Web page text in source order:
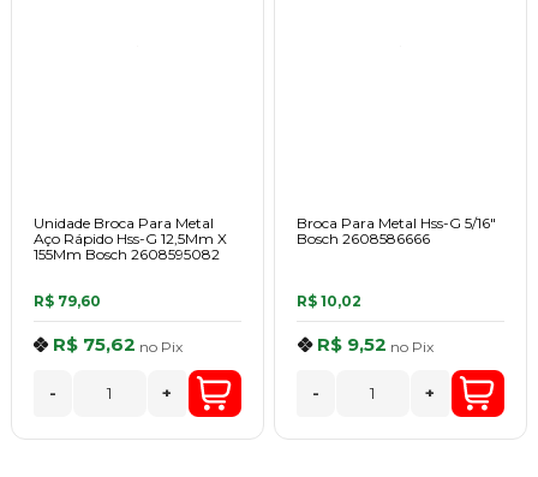
Unidade Broca Para Metal
Aço Rápido Hss-G 12,5Mm X
155Mm Bosch 2608595082
R$ 79,60
R$ 75,62 no Pix
- +
Broca Para Metal Hss-G 5/16"
Bosch 2608586666
R$ 10,02
R$ 9,52 no Pix
- +